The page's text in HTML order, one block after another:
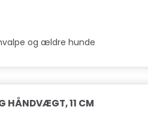
og ældre hunde
HÅNDVÆGT, 11 CM